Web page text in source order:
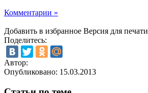
Комментарии »
Добавить в избранное Версия для печати
Поделитесь:
Автор:
Опубликовано: 15.03.2013